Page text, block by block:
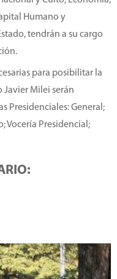
Humano y
tendrán a su cargo
para posibilitar la
Milei serán
Presidenciales: General;
Vocería Presidencial;